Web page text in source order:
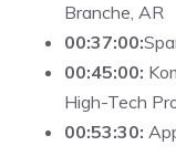
Branche, AR
00:37:00:
00:45:00:
High-Tech
00:53:30: